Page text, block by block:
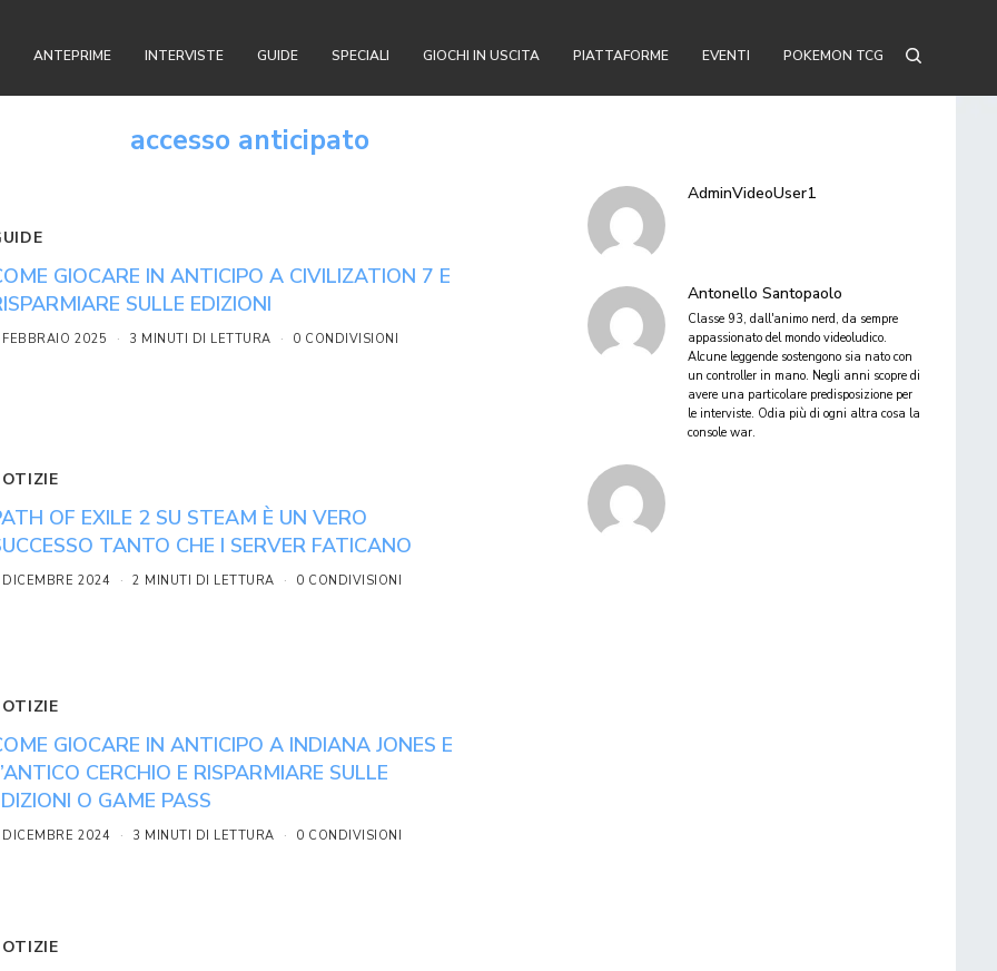
ANTEPRIME INTERVISTE GUIDE SPECIALI GIOCHI IN USCITA PIATTAFORME EVENTI POKEMON TCG
accesso anticipato
GIOCARE IN ANTICIPO A CIVILIZATION 7 E
SULLE EDIZIONI
2025 3 MINUTI DI LETTURA 0 CONDIVISIONI
OF EXILE 2 SU STEAM È UN VERO
TANTO CHE I SERVER FATICANO
2024 2 MINUTI DI LETTURA 0 CONDIVISIONI
GIOCARE IN ANTICIPO A INDIANA JONES E
CERCHIO E RISPARMIARE SULLE
O GAME PASS
2024 3 MINUTI DI LETTURA 0 CONDIVISIONI
AdminVideoUser1
Antonello Santopaolo
Classe 93, dall'animo nerd, da sempre
appassionato del mondo videoludico.
Alcune leggende sostengono sia nato con
un controller in mano. Negli anni scopre di
avere una particolare predisposizione per
le interviste. Odia più di ogni altra cosa la
console war.